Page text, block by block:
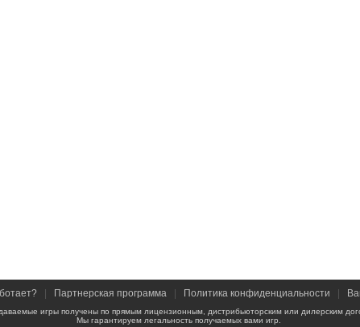
Партнерская программа Политика конфиденциальности
игры получены по прямым лицензионным, дистрибьюторским или дилерским
Мы гарантируем легальность получаемых вами игр.